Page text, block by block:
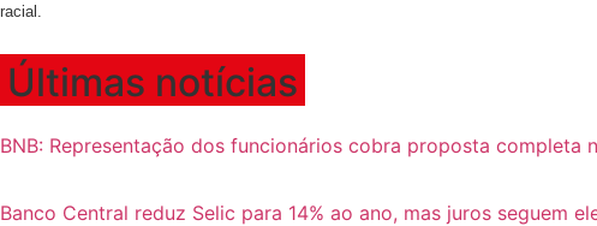
racial.
Últimas notícias
BNB: Representação dos funcionários cobra proposta completa
Banco Central reduz Selic para 14% ao ano, mas juros seguem